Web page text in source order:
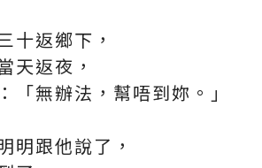
十返鄉下，
天返夜，
「無辦法，幫唔到妳。」
明跟他說了，